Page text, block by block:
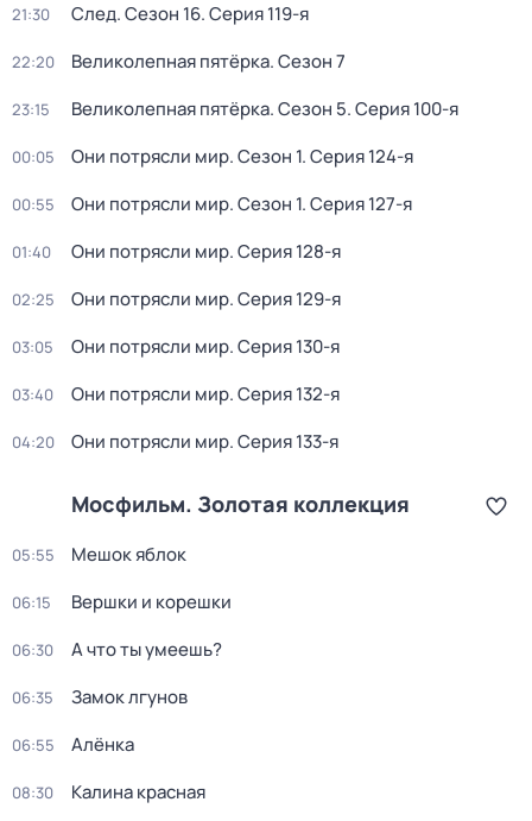
21:30 След. Сезон 16. Серия 119-я
22:20 Великолепная пятёрка. Сезон 7
23:15 Великолепная пятёрка. Сезон 5. Серия 100-я
00:05 Они потрясли мир. Сезон 1. Серия 124-я
00:55 Они потрясли мир. Сезон 1. Серия 127-я
01:40 Они потрясли мир. Серия 128-я
02:25 Они потрясли мир. Серия 129-я
03:05 Они потрясли мир. Серия 130-я
03:40 Они потрясли мир. Серия 132-я
04:20 Они потрясли мир. Серия 133-я
Мосфильм. Золотая коллекция
05:55 Мешок яблок
06:15 Вершки и корешки
06:30 А что ты умеешь?
06:35 Замок лгунов
06:55 Алёнка
08:30 Калина красная